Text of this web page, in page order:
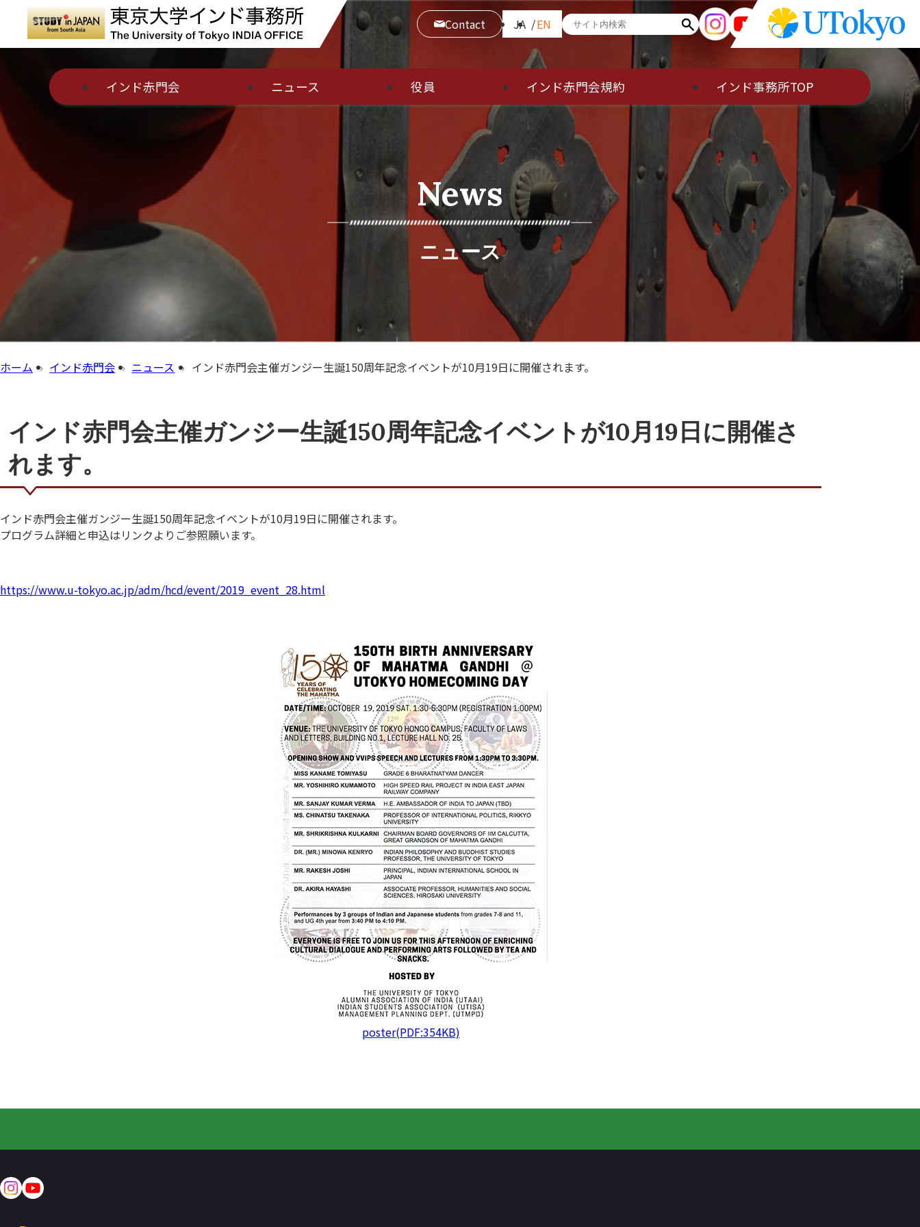
Contact JA EN
インド赤門会 ニュース 役員 インド赤門会規約 インド事務所TOP
News
ニュース
ホーム インド赤門会 ニュース インド赤門会主催ガンジー生誕150周年記念イベントが10月19日に開催されます。
インド赤門会主催ガンジー生誕150周年記念イベントが10月19日に開催さ
れます。
インド赤門会主催ガンジー生誕150周年記念イベントが10月19日に開催されます。
プログラム詳細と申込はリンクよりご参照願います。
https://www.u-tokyo.ac.jp/adm/hcd/event/2019_event_28.html
poster(PDF:354KB)